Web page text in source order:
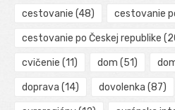
cestovanie (48) cestovanie
cestovanie po Českej republike
cvičenie (11) dom (51)
doprava (14) dovolenka (87)